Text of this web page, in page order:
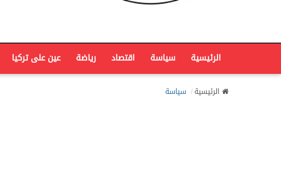
الرئيسية سياسة اقتصاد رياضة عين على تركيا
الرئيسية سياسة